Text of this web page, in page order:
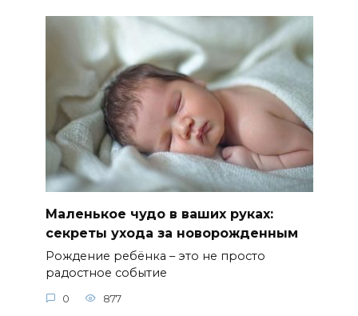
Маленькое чудо в ваших руках:
секреты ухода за новорожденным
Рождение ребёнка – это не просто
радостное событие
0 877